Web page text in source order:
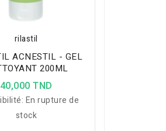
rilastil
ACNESTIL - GEL
200ML
40,000 TND
En rupture de
stock